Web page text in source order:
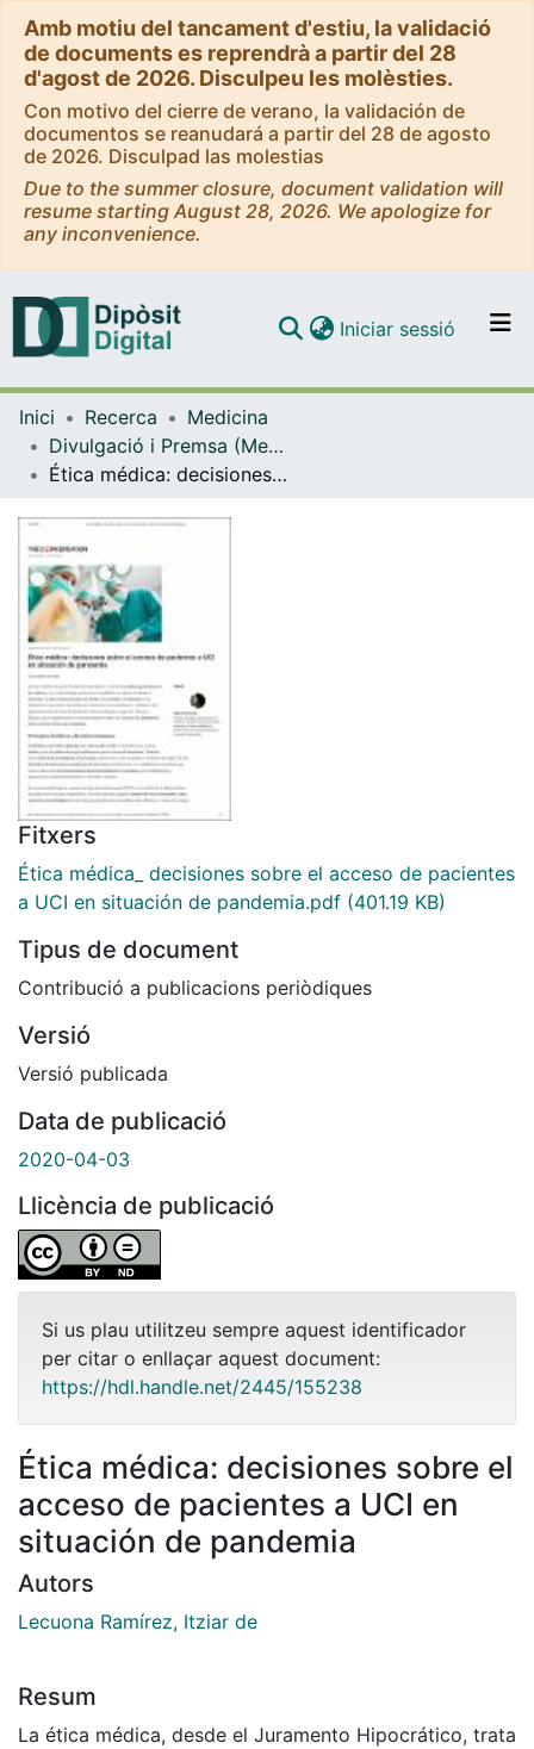
Amb motiu del tancament d'estiu, la validació
de documents es reprendrà a partir del 28
d'agost de 2026. Disculpeu les molèsties.
Con motivo del cierre de verano, la validación de
documentos se reanudará a partir del 28 de agosto
de 2026. Disculpad las molestias
Due to the summer closure, document validation will
resume starting August 28, 2026. We apologize for
any inconvenience.
Navega per tot el DD
Iniciar sessió (current)
Inici Recerca
Medicina
Divulgació i Premsa (Medicina)
Ética médica: decisiones sobre el acceso de pacientes a UCI en situación de pandemia
Fitxers
Ética médica_ decisiones sobre el acceso de pacientes
a UCI en situación de pandemia.pdf (401.19 KB)
Tipus de document
Contribució a publicacions periòdiques
Versió
Versió publicada
Data de publicació
2020-04-03
Llicència de publicació
Si us plau utilitzeu sempre aquest identificador
per citar o enllaçar aquest document:
https://hdl.handle.net/2445/155238
Ética médica: decisiones sobre el
acceso de pacientes a UCI en
situación de pandemia
Autors
Lecuona Ramírez, Itziar de
Resum
La ética médica, desde el Juramento Hipocrático, trata